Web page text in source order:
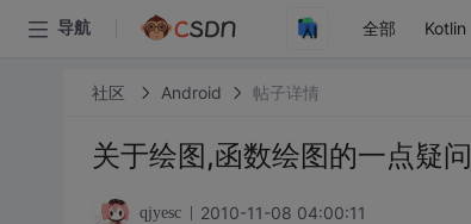
导航 全部 Kotlin
社区 Android 帖子详情
关于绘图,函数绘图的一点疑问
qjyesc 2010-11-08 04:00:11